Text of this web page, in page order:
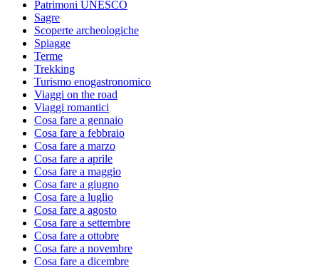
Patrimoni UNESCO
Sagre
Scoperte archeologiche
Spiagge
Terme
Trekking
Turismo enogastronomico
Viaggi on the road
Viaggi romantici
Cosa fare a gennaio
Cosa fare a febbraio
Cosa fare a marzo
Cosa fare a aprile
Cosa fare a maggio
Cosa fare a giugno
Cosa fare a luglio
Cosa fare a agosto
Cosa fare a settembre
Cosa fare a ottobre
Cosa fare a novembre
Cosa fare a dicembre